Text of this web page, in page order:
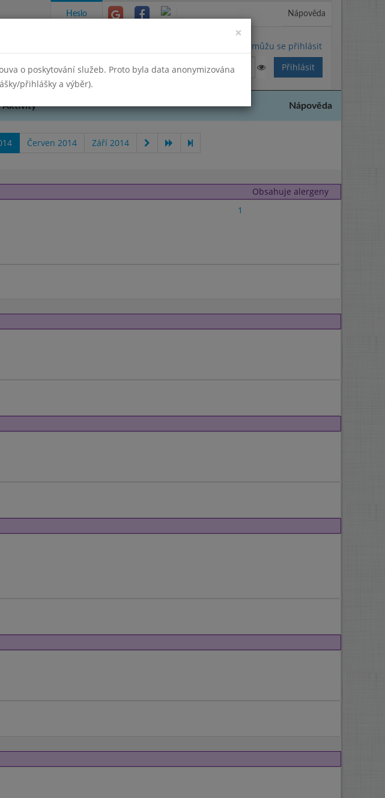
Heslo Nápověda
Nemůžu se přihlásit
Aktivity Nápověda
Červen 2014 Září 2014
Obsahuje alergeny
1
×
o poskytování služeb. Proto byla data anonymizována
přihlášky a výběr).